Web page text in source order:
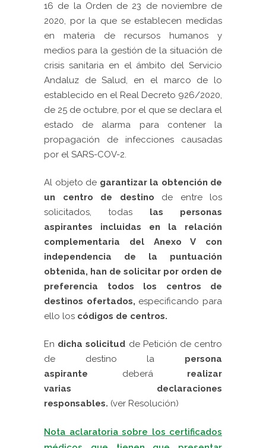
16 de la Orden de 23 de noviembre de
2020, por la que se establecen medidas
en materia de recursos humanos y
medios para la gestión de la situación de
crisis sanitaria en el ámbito del Servicio
Andaluz de Salud, en elmarco de lo
establecido en el Real Decreto 926/2020,
de 25 de octubre, por el que se declara el
estado de alarma para contener la
propagación de infecciones causadas
por el SARS-COV-2.
Al objeto de garantizar la obtención de
un centro de destino de entre los
solicitados, todas las personas
aspirantes
incluidas en la relación
complementaria del Anexo V con
independencia de la puntuación
obtenida, han de solicitar por orden de
preferencia todos los centros de
destinos ofertados, especificando para
ello los códigos de centros.
En dicha solicitud de Petición de centro
de destino la persona
aspirante deberá realizar
varias declaraciones
responsables. (ver Resolución)
Nota aclaratoria sobre los certificados